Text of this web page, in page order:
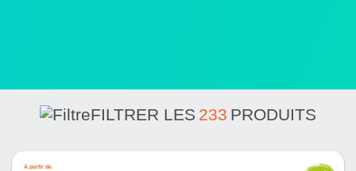
FILTRER LES 233 PRODUITS
À partir de